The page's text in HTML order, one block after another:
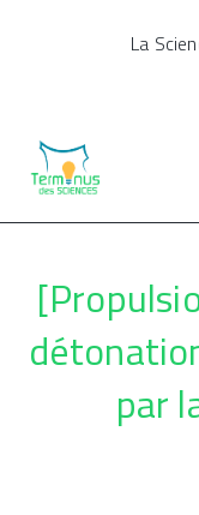
La
par